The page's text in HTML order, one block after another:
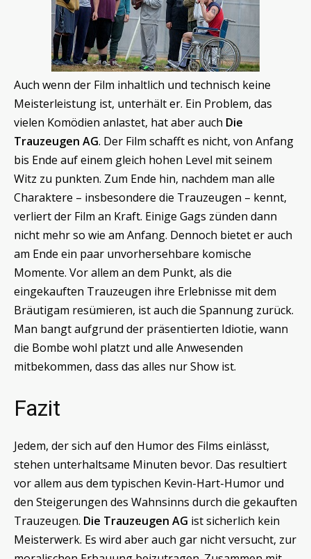
Auch wenn der Film inhaltlich und technisch keine
Meisterleistung ist, unterhält er. Ein Problem, das
vielen Komödien anlastet, hat aber auch Die
Trauzeugen AG. Der Film schafft es nicht, von Anfang
bis Ende auf einem gleich hohen Level mit seinem
Witz zu punkten. Zum Ende hin, nachdem man alle
Charaktere – insbesondere die Trauzeugen – kennt,
verliert der Film an Kraft. Einige Gags zünden dann
nicht mehr so wie am Anfang. Dennoch bietet er auch
am Ende ein paar unvorhersehbare komische
Momente. Vor allem an dem Punkt, als die
eingekauften Trauzeugen ihre Erlebnisse mit dem
Bräutigam resümieren, ist auch die Spannung zurück.
Man bangt aufgrund der präsentierten Idiotie, wann
die Bombe wohl platzt und alle Anwesenden
mitbekommen, dass das alles nur Show ist.
Fazit
Jedem, der sich auf den Humor des Films einlässt,
stehen unterhaltsame Minuten bevor. Das resultiert
vor allem aus dem typischen Kevin-Hart-Humor und
den Steigerungen des Wahnsinns durch die gekauften
Trauzeugen. Die Trauzeugen AG ist sicherlich kein
Meisterwerk. Es wird aber auch gar nicht versucht, zur